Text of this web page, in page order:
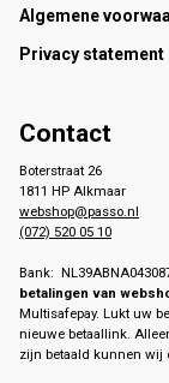
Footer
Algemene
Privacy statement
Contact
Boterstraat 26
1811 HP Alkmaar
webshop@passo.nl
(072) 520 05 10
Bank:
betalingen van
Multisafepay. Lukt uw
nieuwe betaallink.
zijn betaald kunnen wij